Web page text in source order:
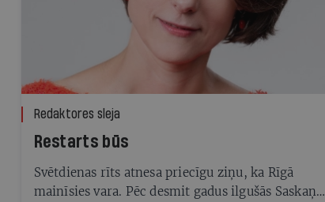
Redaktores sleja
Restarts būs
Svētdienas rīts atnesa priecīgu ziņu, ka Rīgā
mainīsies vara. Pēc desmit gadus ilgušās Saskaņas